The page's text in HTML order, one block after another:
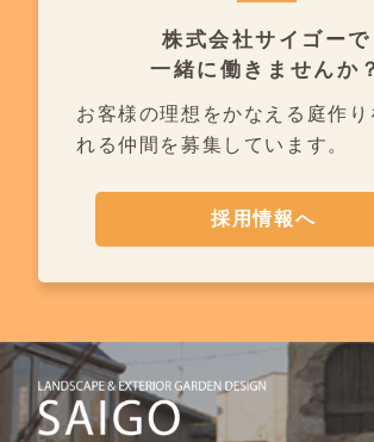
株式会社サイゴーで
一緒に働きませんか？
お客様の理想をかなえる庭作り
れる仲間を募集しています。
採用情報へ